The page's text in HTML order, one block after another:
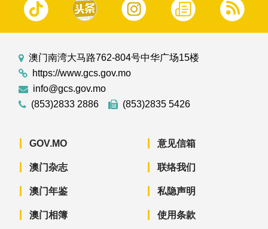
澳门南湾大马路762-804号中华广场15楼
https://www.gcs.gov.mo
info@gcs.gov.mo
(853)2833 2886
(853)2835 5426
GOV.MO
澳门杂志
澳门年鉴
澳门相簿
意见信箱
联络我们
私隐声明
使用条款